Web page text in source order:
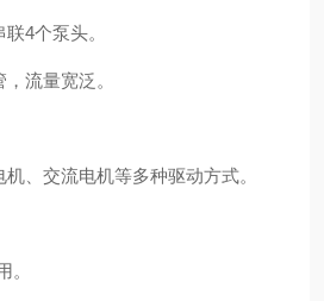
4个泵头。
流量宽泛。
、交流电机等多种驱动方式。
。